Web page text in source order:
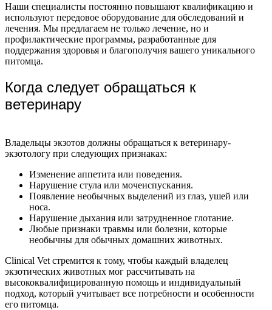
Наши специалисты постоянно повышают квалификацию и
используют передовое оборудование для обследований и
лечения. Мы предлагаем не только лечение, но и
профилактические программы, разработанные для
поддержания здоровья и благополучия вашего уникального
питомца.
Когда следует обращаться к
ветеринару
Владельцы экзотов должны обращаться к ветеринару-
экзотологу при следующих признаках:
Изменение аппетита или поведения.
Нарушение стула или мочеиспускания.
Появление необычных выделений из глаз, ушей или
носа.
Нарушение дыхания или затрудненное глотание.
Любые признаки травмы или болезни, которые
необычны для обычных домашних животных.
Clinical Vet стремится к тому, чтобы каждый владелец
экзотических животных мог рассчитывать на
высококвалифицированную помощь и индивидуальный
подход, который учитывает все потребности и особенности
его питомца.